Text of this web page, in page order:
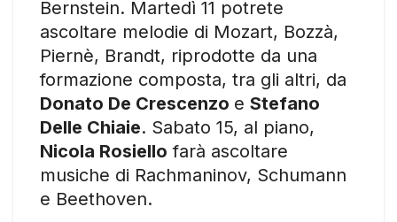
Bernstein. Martedì 11 potrete
ascoltare melodie di Mozart, Bozzà,
Piernè, Brandt, riprodotte da una
formazione composta, tra gli altri, da
Donato De Crescenzo e Stefano
Delle Chiaie. Sabato 15, al piano,
Nicola Rosiello farà ascoltare
musiche di Rachmaninov, Schumann
e Beethoven.